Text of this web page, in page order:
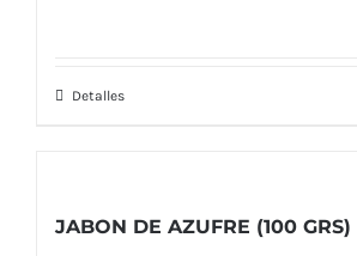
Detalles
JABON DE AZUFRE (100 GRS)